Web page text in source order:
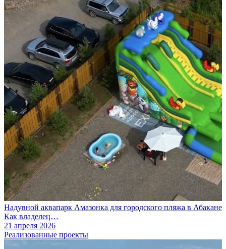
Надувной аквапарк Амазонка для городского пляжа в Абакане
Как владелец…
21 апреля 2026
Реализованные проекты